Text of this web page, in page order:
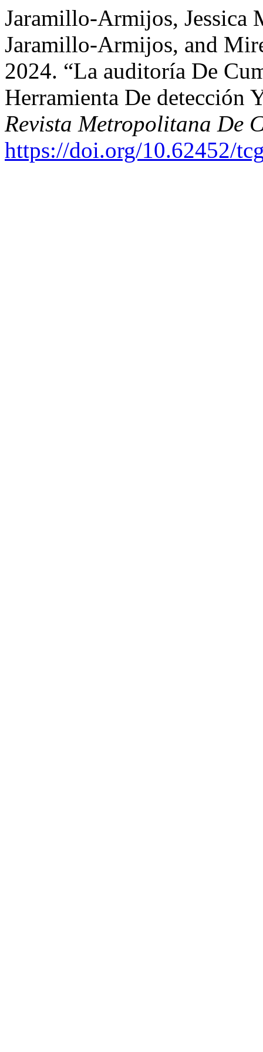
Jaramillo-Armijos, Jessica
Jaramillo-Armijos, and
2024. “La auditoría De
Herramienta De detección
Revista Metropolitana De
https://doi.org/10.62452/